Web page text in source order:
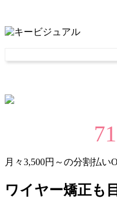
月々3,500円～の分割払い
ワイヤー矯正も